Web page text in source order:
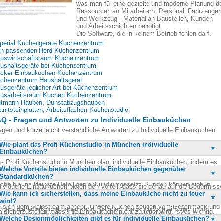
was man für eine gezielte und moderne Planung
Ressourcen an Mitarbeitern, Personal, Fahrzeugen
und Werkzeug - Material an Baustellen, Kunden
und Arbeitsschichten benötigt.
Die Software, die in keinem Betrieb fehlen darf.
Küchengeräte Küchenzentrum
passenden Herd Küchenzentrum
Küchenzentrum
bei Küchenzentrum
Einbauküchen Küchenzentrum
Haushaltsgerät
jeglicher Art bei Küchenzentrum
Küchen Küchenzentrum
Hauben, Dunstabzugshauben
Arbeitsflächen Küchenstudio
- Fragen und Antworten zu Individuelle Einbauküchen
und kurze leicht verständliche Antworten zu Individuelle Einbauküchen
Wie plant das Profi Küchenstudio in München individuelle
Einbauküchen?
Profi Küchenstudio in München plant individuelle Einbauküchen, indem es
mit den Kunden zusammenarbeitet, um deren genaue Vorstellungen zu
In persönlichen Gesprächen mit unserem Fachpersonal wird jede
bis ins kleinste Detail geplant und umgesetzt. Kunden können sich in
Ausstellungsräumen inspirieren lassen und ihre Ideen mit unserem
Personal umsetzen. Ziel ist es, eine einzigartige Küche zu schaffen,
sich vom Mainstream abhebt. Unsere Küchen zeugen vom Geschmack und
Begeisterung des Besitzers und beeindrucken jeden Gast.
Welche Vorteile bieten individuelle Einbauküchen gegenüber
Standardküchen?
Einbauküchen bieten den Vorteil, dass sie genau auf die
den Geschmack des Besitzers abgestimmt sind. Sie ermöglichen eine
Raumnutzung und können mit allen modernen Geräten ausgestattet
die eine Küche haben kann. Darüber hinaus sind sie einzigartig und
sich vom Mainstream ab, was sie zu einem besonderen Blickfang macht.
Wie kann ich sicherstellen, dass meine Einbauküche nicht zu teuer
wird?
sicherzustellen, dass Ihre Einbauküche nicht zu teuer wird, ist es wichtig,
eingehend und ausführlich beraten zu lassen. Unser Küchenstudio bietet
Welche Designmöglichkeiten gibt es für individuelle Einbauküchen?